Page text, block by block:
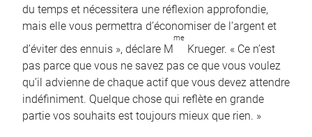
du temps et nécessitera une réflexion approfondie,
mais elle vous permettra d’économiser de l’argent et
d’éviter des ennuis », déclare M
me
Krueger. « Ce n’est
pas parce que vous ne savez pas ce que vous voulez
qu’il advienne de chaque actif que vous devez attendre
indéfiniment. Quelque chose qui reflète en grande
partie vos souhaits est toujours mieux que rien. »